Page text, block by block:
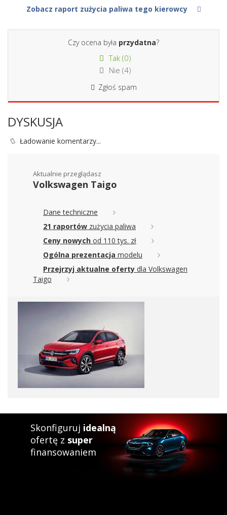
Zobacz raport zużycia paliwa tego kierowcy
Czy ocena była przydatna?
Tak (0)
Nie (4)
Zgłoś spam
DYSKUSJA
Ładowanie komentarzy...
Aktualnie przeglądasz
Volkswagen Taigo
Dane techniczne
21 raportów zużycia paliwa
Ceny nowych od 110 tys. zł
Ogólna prezentacja modelu
Przejrzyj aktualne oferty dla Volkswagen
Taigo
Skonfiguruj idealną
ofertę z super
finansowaniem